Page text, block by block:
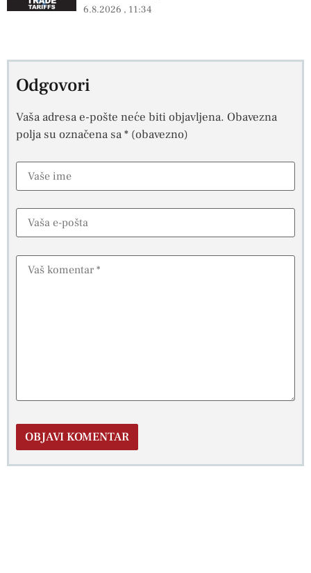
6.8.2026 11:34
Odgovori
Vaša adresa e-pošte neće biti objavljena. Obavezna
polja su označena sa* (obavezno)